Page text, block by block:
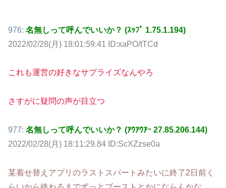
976: 名無しって呼んでいいか？ (ｽｯﾌﾟ 1.75.1.194)
2022/02/28(月) 18:01:59.41 ID:xaPO/tTCd
これも運営の好きなサプライズなんやろ
さすがに疑問の声が目立つ
977: 名無しって呼んでいいか？ (ｱｳｱｳｱｰ 27.85.206.144)
2022/02/28(月) 18:11:29.84 ID:ScXZzse0a
某着せ替えアプリのラストスパートみたいに終了2日前く